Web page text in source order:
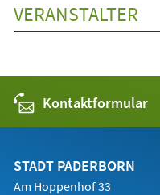
VERANSTALTER
Kontaktformular
STADT PADERBORN
Am Hoppenhof 33